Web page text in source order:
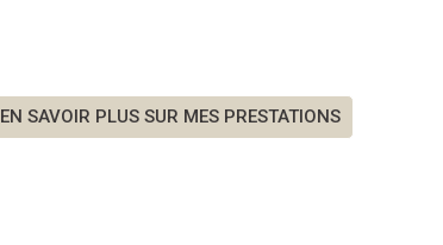
EN SAVOIR PLUS SUR MES PRESTATIONS